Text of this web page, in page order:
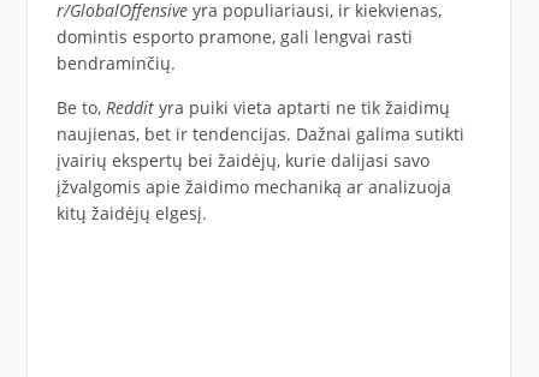
r/GlobalOffensiveyra populiariausi, ir kiekvienas,
domintis esporto pramone, gali lengvai rasti
bendraminčių.
Be to, Reddityra puiki vieta aptarti ne tik žaidimų
naujienas, bet ir tendencijas. Dažnai galima sutikti
įvairių ekspertų bei žaidėjų, kurie dalijasi savo
įžvalgomis apie žaidimo mechaniką ar analizuoja
kitų žaidėjų elgesį.